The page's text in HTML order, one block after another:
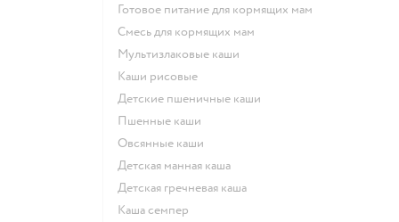
готовое питание для кормящих мам
смесь для кормящих мам
Мультизлаковые каши
Каши рисовые
Детские пшеничные каши
Пшенные каши
овсянные каши
детская манная каша
детская гречневая каша
каша семпер